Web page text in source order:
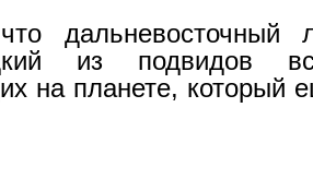
дальневосточный
из подвидов
на планете, который